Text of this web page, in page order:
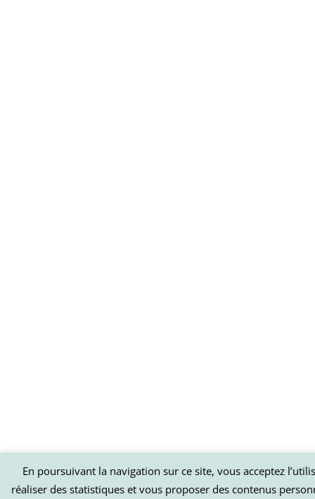
En poursuivant la navigation sur ce site, vous acceptez
réaliser des statistiques et vous proposer des contenus